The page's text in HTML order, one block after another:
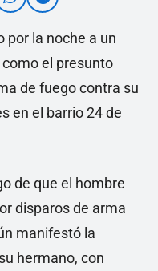
por la noche a un
el presunto
de fuego contra su
en el barrio 24 de
de que el hombre
disparos de arma
manifestó la
hermano, con